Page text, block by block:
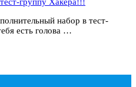
набор в тест-
есть голова …